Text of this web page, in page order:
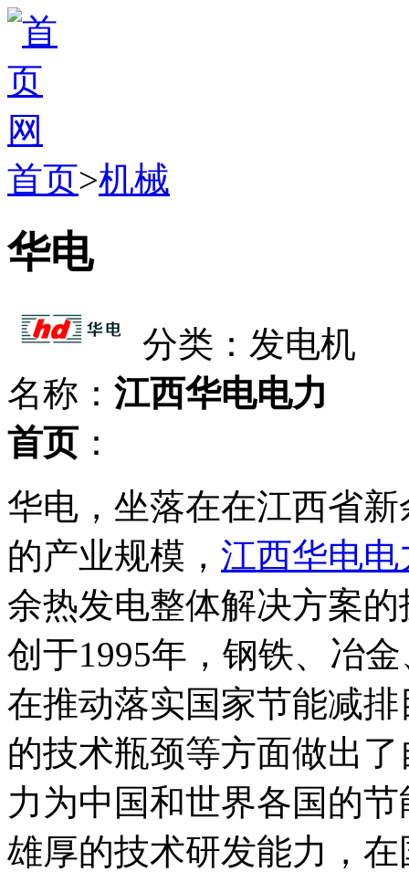
首页>机械
华电
分类：发电机
名称： 江西华电电力
首页 ：
华电，坐落在在江西省
的产业规模， 江西华电电
余热发电整体解决方案
创于1995年，钢铁、冶
在推动落实国家节能减
的技术瓶颈等方面做出
力为中国和世界各国的
雄厚的技术研发能力，